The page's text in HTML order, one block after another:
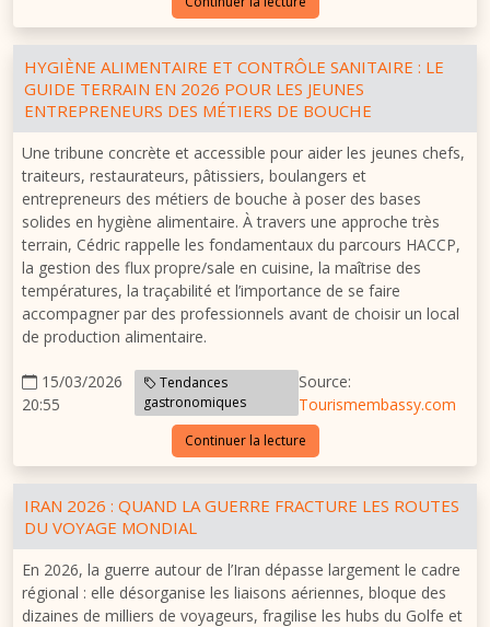
HYGIÈNE ALIMENTAIRE ET CONTRÔLE SANITAIRE : LE
GUIDE TERRAIN EN 2026 POUR LES JEUNES
ENTREPRENEURS DES MÉTIERS DE BOUCHE
Une tribune concrète et accessible pour aider les jeunes chefs,
traiteurs, restaurateurs, pâtissiers, boulangers et
entrepreneurs des métiers de bouche à poser des bases
solides en hygiène alimentaire. À travers une approche très
terrain, Cédric rappelle les fondamentaux du parcours HACCP,
la gestion des flux propre/sale en cuisine, la maîtrise des
températures, la traçabilité et l’importance de se faire
accompagner par des professionnels avant de choisir un local
de production alimentaire.
15/03/2026
20:55
Tendances
gastronomiques
Source:
Tourismembassy.com
Continuer la lecture
IRAN 2026 : QUAND LA GUERRE FRACTURE LES ROUTES
DU VOYAGE MONDIAL
En 2026, la guerre autour de l’Iran dépasse largement le cadre
régional : elle désorganise les liaisons aériennes, bloque des
dizaines de milliers de voyageurs, fragilise les hubs du Golfe et